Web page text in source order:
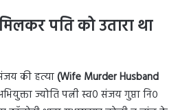
पति को उतारा था
की हत्या(Wife Murder Husband
ज्योति पत्नी स्व0 संजय गुप्ता नि०